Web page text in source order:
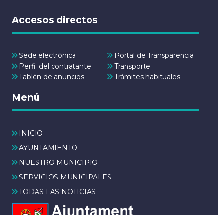
Accesos directos
Sede electrónica
Portal de Transparencia
Perfil del contratante
Transporte
Tablón de anuncios
Trámites habituales
Menú
INICIO
AYUNTAMIENTO
NUESTRO MUNICIPIO
SERVICIOS MUNICIPALES
TODAS LAS NOTICIAS